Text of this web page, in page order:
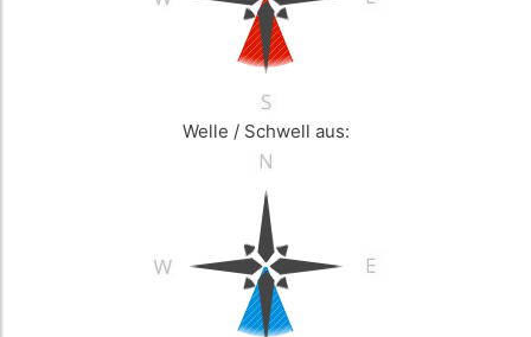
Welle / Schwell aus: